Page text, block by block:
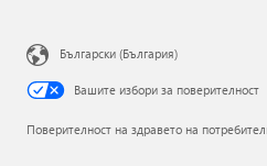
Български (България)
Вашите избори за поверителност
Поверителност на здравето на